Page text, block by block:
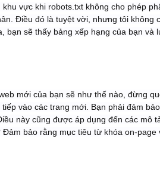
vực khi robots.txt không cho phép
Điều đó là tuyệt vời, nhưng tôi không
bạn sẽ thấy bảng xếp hạng của bạn và
mới của bạn sẽ như thế nào, đừng
vào các trang mới. Bạn phải đảm
này cũng được áp dụng đến các mô
bảo rằng mục tiêu từ khóa on-